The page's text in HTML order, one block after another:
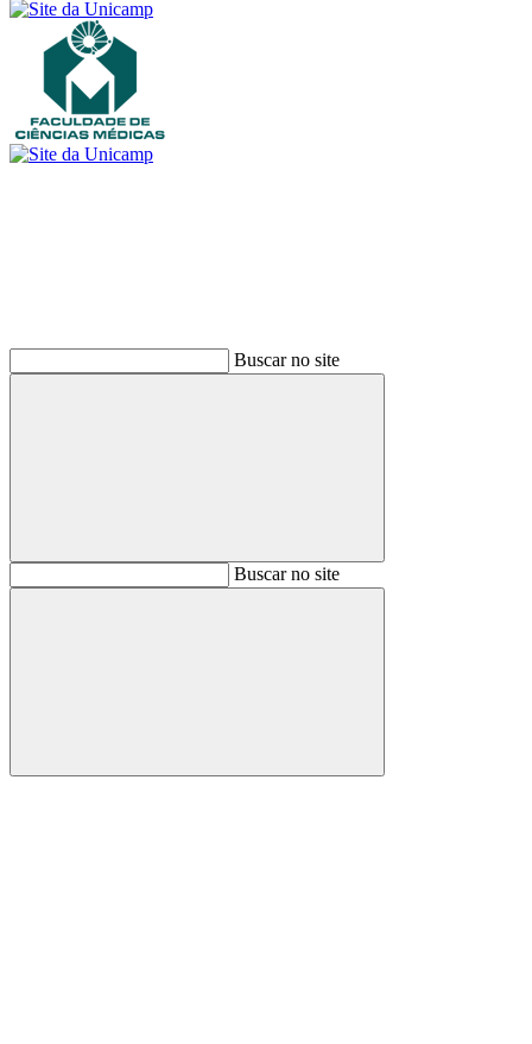
Buscar no site
BuscarBuscar no site
Buscar